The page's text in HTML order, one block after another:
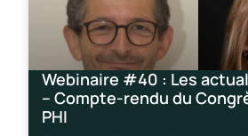
Webinaire #40 : Les
– Compte-rendu du
PHI